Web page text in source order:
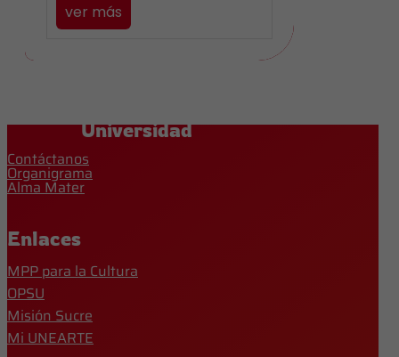
ver más
Universidad
Contáctanos
Organigrama
Alma Mater
Enlaces
MPP para la Cultura
OPSU
Misión Sucre
Mi UNEARTE